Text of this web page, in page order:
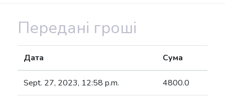
Передані гроші
Дата Сума
Sept. 27, 2023, 12:58 p.m. 4800.0